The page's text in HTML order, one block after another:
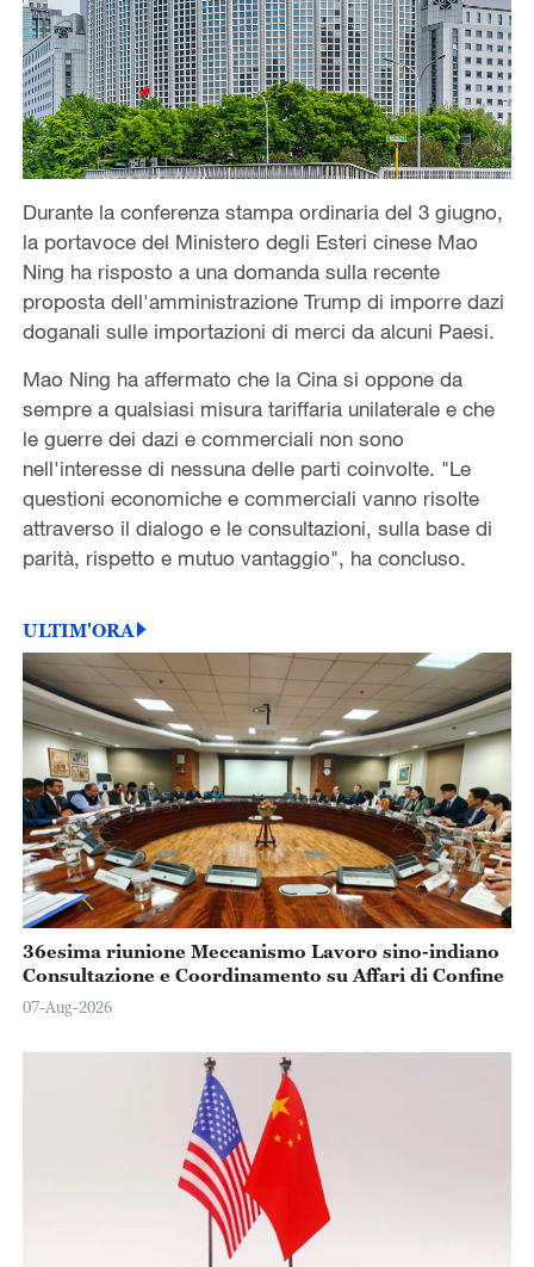
Durante la conferenza stampa ordinaria del 3 giugno,
la portavoce del Ministero degli Esteri cinese Mao
Ning ha risposto a una domanda sulla recente
proposta dell'amministrazione Trump di imporre dazi
doganali sulle importazioni di merci da alcuni Paesi.
Mao Ning ha affermato che la Cina si oppone da
sempre a qualsiasi misura tariffaria unilaterale e che
le guerre dei dazi e commerciali non sono
nell'interesse di nessuna delle parti coinvolte. "Le
questioni economiche e commerciali vanno risolte
attraverso il dialogo e le consultazioni, sulla base di
parità, rispetto e mutuo vantaggio", ha concluso.
ULTIM'ORA
36esima riunione Meccanismo Lavoro sino-indiano
Consultazione e Coordinamento su Affari di Confine
07-Aug-2026